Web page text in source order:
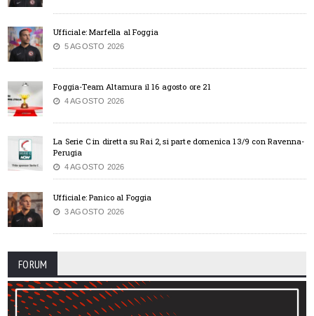
Ufficiale: Marfella al Foggia
5 AGOSTO 2026
Foggia-Team Altamura il 16 agosto ore 21
4 AGOSTO 2026
La Serie C in diretta su Rai 2, si parte domenica 13/9 con Ravenna-
Perugia
4 AGOSTO 2026
Ufficiale: Panico al Foggia
3 AGOSTO 2026
FORUM